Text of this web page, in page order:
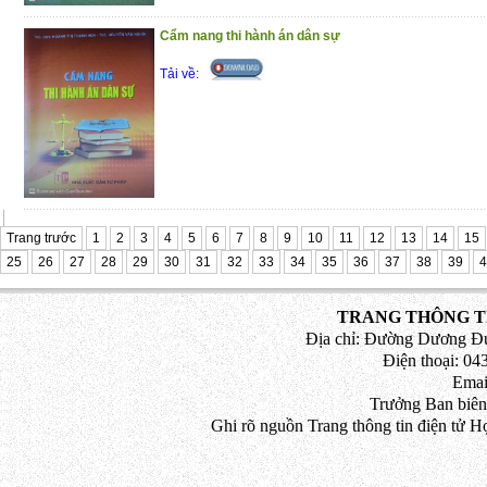
Cẩm nang thi hành án dân sự
Tải về:
Trang trước 1 2 3 4 5 6 7 8 9 10 11 12 13 14
15
25
26 27 28 29 30 31 32 33 34 35 36 37 38 39
TRANG THÔNG
Địa chỉ: Đường Dương
Điện thoại:
Trưởng Ban
Ghi rõ nguồn Trang thông tin điện tử